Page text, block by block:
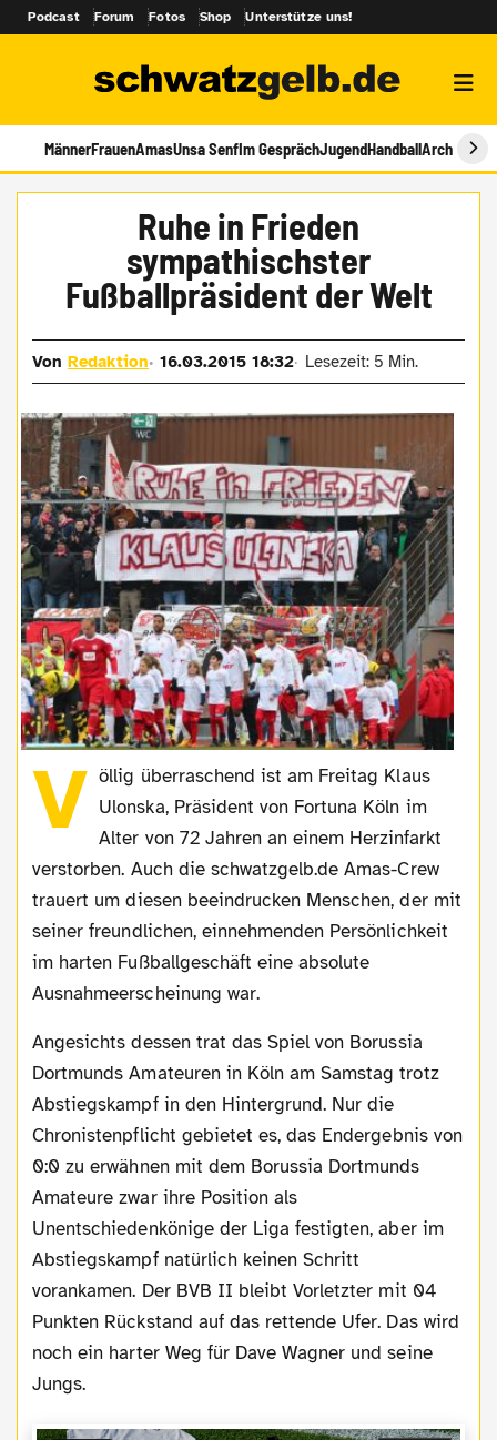
Podcast Forum Fotos Shop Unterstütze uns!
MännerFrauenAmasUnsa SenfIm GesprächJugendHandballArchiv
Ruhe in Frieden
sympathischster
Fußballpräsident der Welt
VonRedaktion 16.03.2015 18:32 Lesezeit: 5 Min.
V öllig überraschend ist am Freitag Klaus
Ulonska, Präsident von Fortuna Köln im
Alter von 72 Jahren an einem Herzinfarkt
verstorben. Auch die schwatzgelb.de Amas-Crew
trauert um diesen beeindrucken Menschen, der mit
seiner freundlichen, einnehmenden Persönlichkeit
im harten Fußballgeschäft eine absolute
Ausnahmeerscheinung war.
Angesichts dessen trat das Spiel von Borussia
Dortmunds Amateuren in Köln am Samstag trotz
Abstiegskampf in den Hintergrund. Nur die
Chronistenpflicht gebietet es, das Endergebnis von
0:0 zu erwähnen mit dem Borussia Dortmunds
Amateure zwar ihre Position als
Unentschiedenkönige der Liga festigten, aber im
Abstiegskampf natürlich keinen Schritt
vorankamen. Der BVB II bleibt Vorletzter mit 04
Punkten Rückstand auf das rettende Ufer. Das wird
noch ein harter Weg für Dave Wagner und seine
Jungs.